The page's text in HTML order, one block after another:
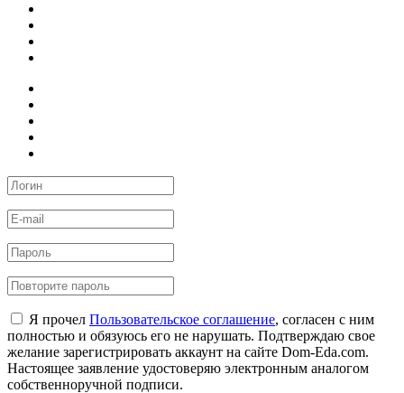
Я прочел Пользовательское соглашение, согласен с ним
полностью и обязуюсь его не нарушать. Подтверждаю свое
желание зарегистрировать аккаунт на сайте Dom-Eda.com.
Настоящее заявление удостоверяю электронным аналогом
собственноручной подписи.